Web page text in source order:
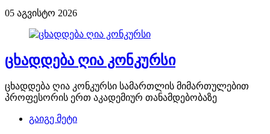
05 აგვისტო 2026
ცხადდება ღია კონკურსი
ცხადდება ღია კონკურსი სამართლის მიმართულებით
პროფესორის ერთ აკადემიურ თანამდებობაზე
გაიგე მეტი